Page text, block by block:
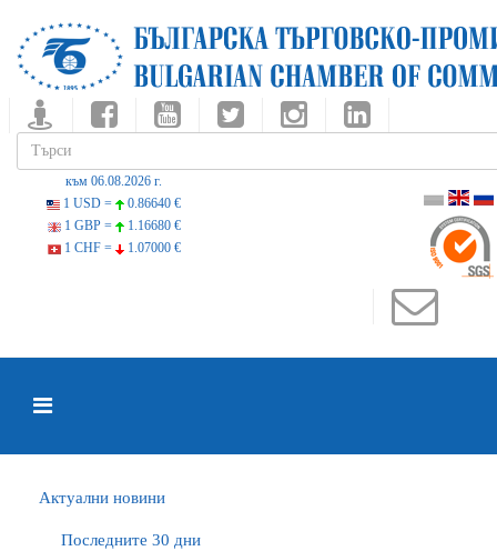
към 06.08.2026 г.
1 USD =
0.86640 €
1 GBP =
1.16680 €
1 CHF =
1.07000 €
Актуални новини
Последните 30 дни